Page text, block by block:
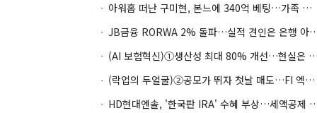
아워홈 떠난 구미현, 본느에 340억 베팅…가족 지배체제 구축
JB금융 RORWA 2% 돌파…실
(AI 보험혁신)①생산성 최대 80%
(락업의 두얼굴)②공모가 뛰자 첫날 매도…FI 엑시트 전략 갈렸다
HD현대엔솔, '한국판 IRA' 수혜